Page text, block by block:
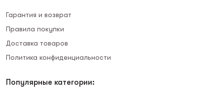
Гарантия и возврат
Правила покупки
Доставка товаров
Политика конфиденциальности
Популярные категории: